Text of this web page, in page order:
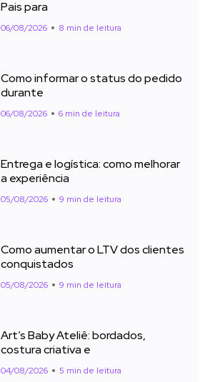
Pais para
06/08/2026 8 min de leitura
Como informar o status do pedido
durante
06/08/2026 6 min de leitura
Entrega e logística: como melhorar
a experiência
05/08/2026 9 min de leitura
Como aumentar o LTV dos clientes
conquistados
05/08/2026 9 min de leitura
Art’s Baby Ateliê: bordados,
costura criativa e
04/08/2026 5 min de leitura